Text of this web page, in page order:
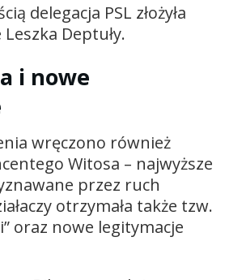
delegacja PSL złożyła
Deptuły.
i nowe
wręczono również
Witosa – najwyższe
przez ruch
otrzymała także tzw.
oraz nowe legitymacje